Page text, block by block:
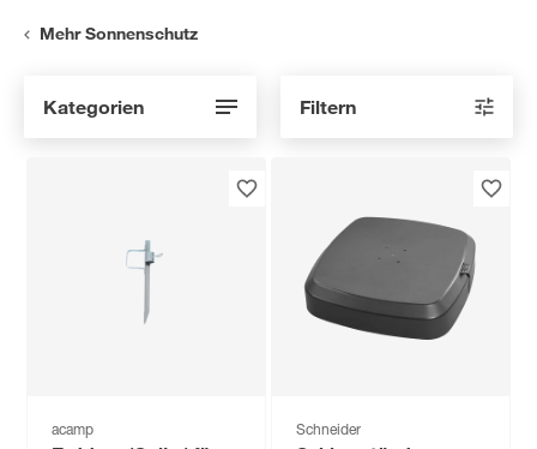
Mehr Sonnenschutz
Kategorien Filtern
acamp Schneider